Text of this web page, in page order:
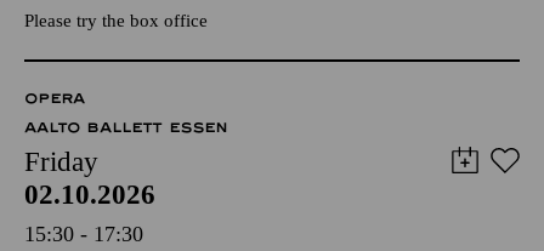
Please try the box office
OPERA
AALTO BALLETT ESSEN
Friday
02.10.2026
15:30 - 17:30